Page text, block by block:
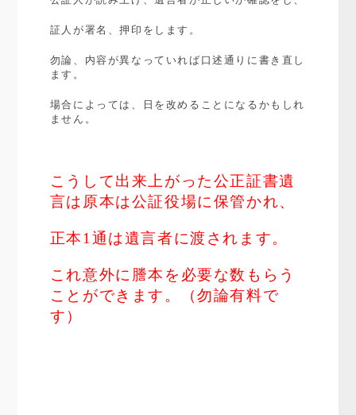
証人が署名、押印をします。
勿論、内容が異なっていれば口述通りに書き直し
ます。
場合によっては、日を改めることになるかもしれ
ません。
こうして出来上がった公正証書遺
言は原本は公証役場に保管かれ、
正本1通は遺言者に渡されます。
これ意外に謄本を必要な数もらう
ことができます。（勿論有料で
す）